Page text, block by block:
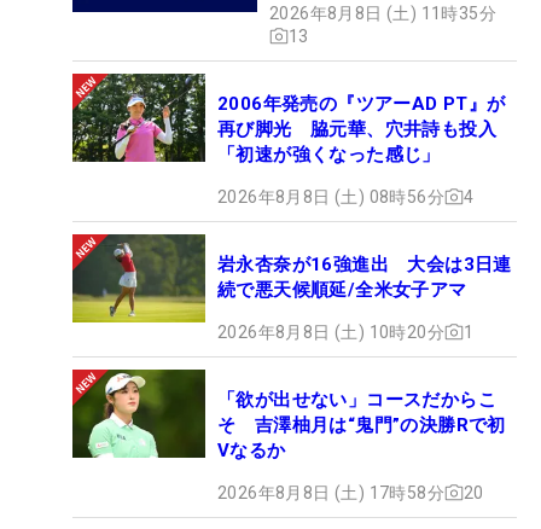
2026年8月8日 (土) 11時35分
13
2006年発売の『ツアーAD PT』が
再び脚光 脇元華、穴井詩も投入
「初速が強くなった感じ」
2026年8月8日 (土) 08時56分 4
岩永杏奈が16強進出 大会は3日連
続で悪天候順延/全米女子アマ
2026年8月8日 (土) 10時20分 1
「欲が出せない」コースだからこ
そ 吉澤柚月は“鬼門”の決勝Rで初
Vなるか
2026年8月8日 (土) 17時58分 20